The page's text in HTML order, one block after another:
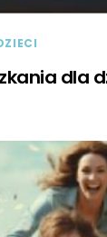
dla